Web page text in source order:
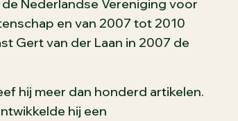
Nederlandse Vereniging voor
en van 2007 tot 2010
Gert van der Laan in 2007 de
hij meer dan honderd artikelen.
hij een